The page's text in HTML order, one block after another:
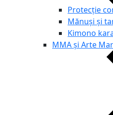
Protecție
Mănuși și
Kimono
MMA și Arte